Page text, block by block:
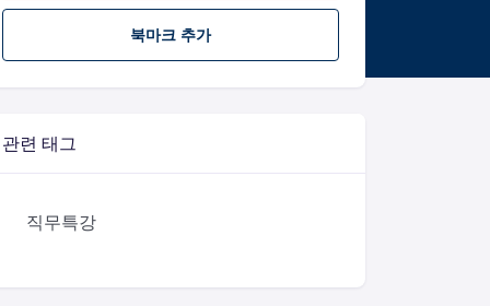
북마크 추가
관련 태그
직무특강